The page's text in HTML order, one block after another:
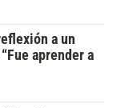
a un
aprender a